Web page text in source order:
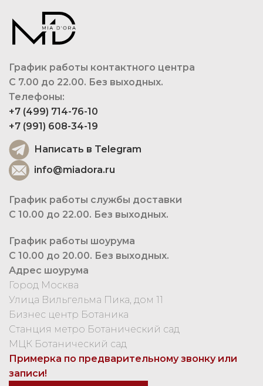
График работы контактного центра
С 7.00 до 22.00. Без выходных.
Телефоны:
+7 (499) 714-76-10
+7 (991) 608-34-19
Написать в Telegram
info@miadora.ru
График работы службы доставки
С 10.00 до 22.00. Без выходных.
График работы шоурума
С 10.00 до 20.00. Без выходных.
Адрес шоурума
Город Москва
Улица Вильгельма Пика, дом 11
Бизнес центр Ботаника
Станция метро Ботанический сад
МЦК Ботанический сад
Примерка по предварительному звонку или
записи!